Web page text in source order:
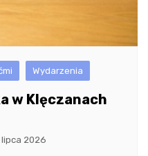
Wydarzenia
w Klęczanach
lipca 2026